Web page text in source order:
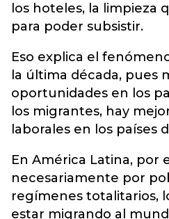
los hoteles, la limpieza
para poder subsistir.
Eso explica el
la última década, pues
oportunidades en los
los migrantes, hay
laborales en los países
En América Latina, por
necesariamente por
regímenes totalitarios,
estar migrando al